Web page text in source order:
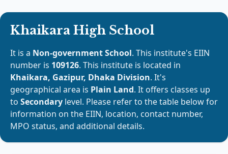
Khaikara High School
It is a Non-government School. This institute's EIIN
number is 109126. This institute is located in
Khaikara, Gazipur, Dhaka Division. It's
geographical area is Plain Land. It offers classes up
to Secondary level. Please refer to the table below for
information on the EIIN, location, contact number,
MPO status, and additional details.